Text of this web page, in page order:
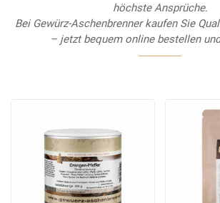
höchste Ansprüche.
Bei Gewürz-Aschenbrenner kaufen Sie
– jetzt bequem online bestellen